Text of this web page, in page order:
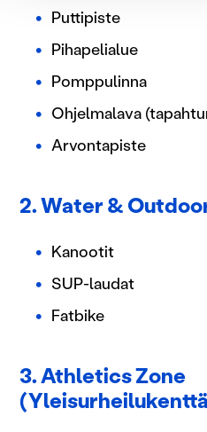
Käytämme evästeitä
räätälöimiseen, sosiaalisen
jaamme sosiaalisen median,
alan kumppaneillemme
tietoja muihin tietoihin, joita
Puttipiste
Pihapelialue
Pomppulinna
Ohjelmalava
Arvontapiste
2. Water &
Kanootit
SUP-laudat
Fatbike
3. Athletics Zone